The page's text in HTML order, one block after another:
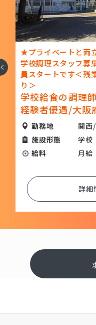
★プライベートと両
学校調理スタッフ募
員スタートです＜残
り＞
学校給食の調理
経験者優遇/大阪
勤務地
関西
施設形態
学校
給料
月給
詳細